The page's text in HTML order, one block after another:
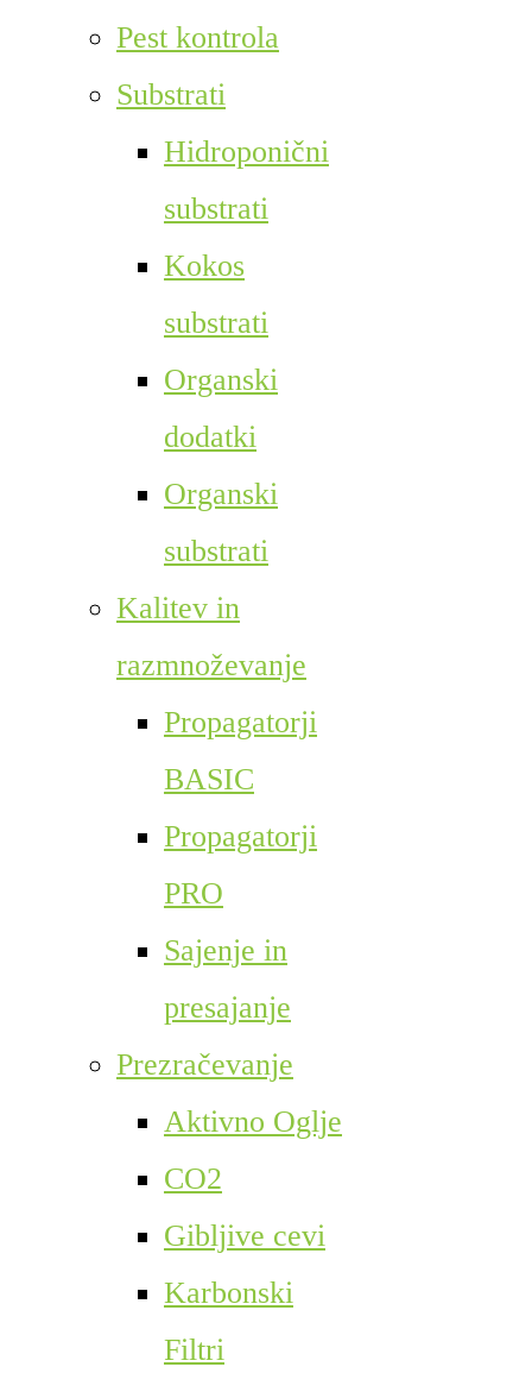
Pest kontrola
Substrati
Hidroponični
substrati
Kokos
substrati
Organski
dodatki
Organski
substrati
Kalitev in
razmnoževanje
Propagatorji
BASIC
Propagatorji
PRO
Sajenje in
presajanje
Prezračevanje
Aktivno Oglje
CO2
Gibljive cevi
Karbonski
Filtri